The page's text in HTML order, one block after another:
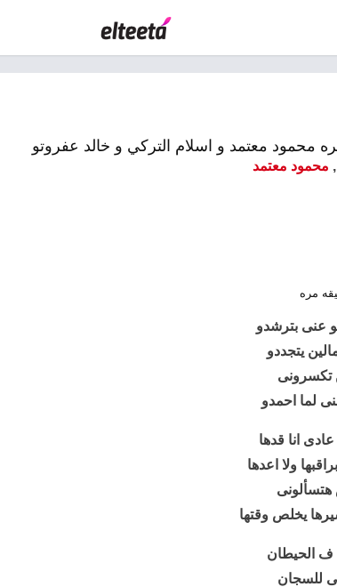
محمود معتمد و اسلام التركي و خالد عفروتو
, محمود معتمد
مره
عنى بترشدو
يتجددو
تكسرونى
لما احمدو
انا قدها
ولا اعدها
يخلص وقتها
ف الحيطان
للسجان